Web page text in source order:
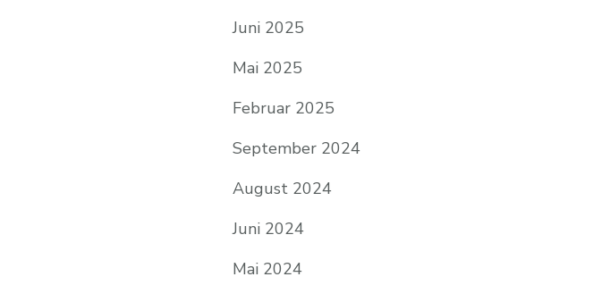
Juni 2025
Mai 2025
Februar 2025
September 2024
August 2024
Juni 2024
Mai 2024